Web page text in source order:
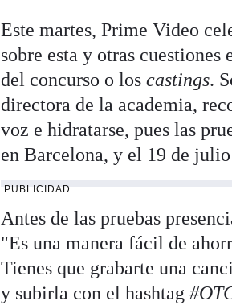
Este martes, Prime Video
sobre esta y otras
del concurso o loscastings.
directora de la academia,
voz e hidratarse, pues las
en Barcelona, y el 19 de
PUBLICIDAD
Antes de las pruebas
"Es una manera fácil de
Tienes que grabarte una
y subirla con el hashtag